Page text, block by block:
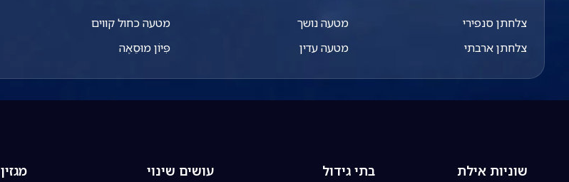
צלחתן סנפירי
צלחתן ארבתי
מטעה נושך
מטעה עדין
מטעה כחול קווים
פִּיוֹן מוּסֵאֶה
שוניות אילת בתי גידול עושים שינוי מגזין